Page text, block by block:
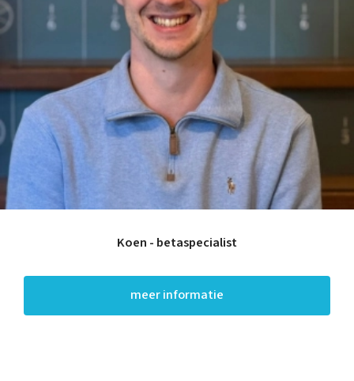
Koen - betaspecialist
meer informatie